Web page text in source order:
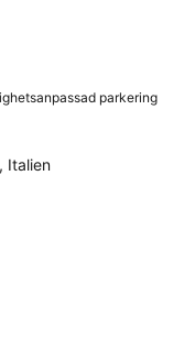
parkering
Italien